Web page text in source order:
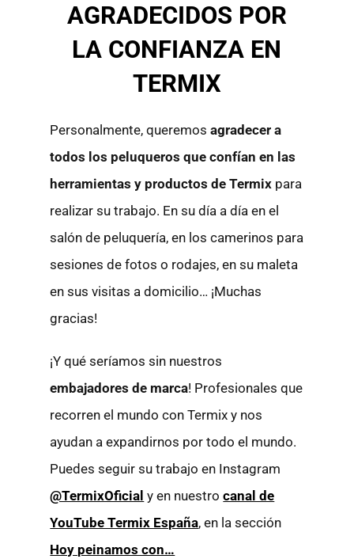
AGRADECIDOS POR
LA CONFIANZA EN
TERMIX
Personalmente, queremosagradecer a
todos los peluqueros que confían en las
herramientas y productos de Termix para
realizar su trabajo. En su día a día en el
salón de peluquería, en los camerinos para
sesiones de fotos o rodajes, en su maleta
en sus visitas a domicilio… ¡Muchas
gracias!
¡Y qué seríamos sin nuestros
embajadores de marca! Profesionales que
recorren el mundo con Termix y nos
ayudan a expandirnos por todo el mundo.
Puedes seguir su trabajo en Instagram
@TermixOficial y en nuestrocanal de
YouTube Termix España, en la sección
Hoy peinamos con…